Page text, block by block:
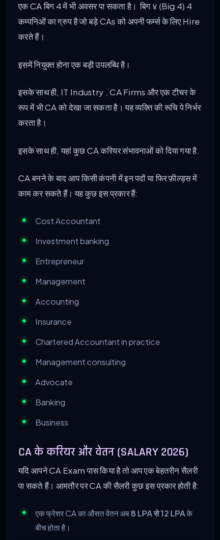
एक CA बिग 4 में भी अवसर पा सकता है। बिग ४ (Big 4) 4
कम्पनिओं का ग्रुप है जो बड़े CAs को अपनी फर्म्स के लिए Hire
करते हैं।
इसमें नियुक्त होना एक बड़ी उपलब्धि है।
इसके साथ ही, IT Industry , CA Firms और एक टीचर के
रूप में भी CA को देखा जा सकता है। यह व्यक्ति की रूचि पे निर्भर
करता है।
इसके साथ ही, यहां कुछ CA करियर संभावनाओं को दिया गया है.
CA बनने के बाद आप किसी कंपनी में इन पदों या फिर फ़ील्ड्स में
काम कर सकते हैं। यह कुछ इस प्रकार हैं:
Cost Accountant
Investment banking
Entrepreneur
Management
Accounting
Insurance
Chartered Accountant in practice
Management consulting
Advocate
Banking
Business
CA के करियर और वेतन (SALARY 2026)
यदि आपने CA Exam पास किया है तो आप एक बेहतरीन सैलरी
पा सकते हैं। आमतौर पर CA की सैलरी कुछ इस प्रकार होती है:
एक फ्रेशर CA का औसत वेतन अब8 LPA से 12 LPAके
बीच होता है।